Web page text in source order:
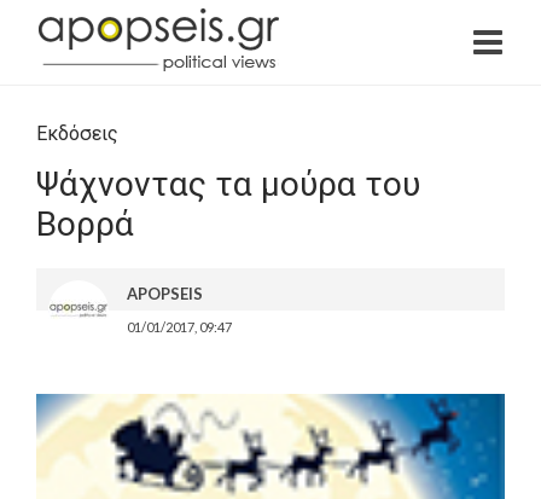
Εκδόσεις
Ψάχνοντας τα μούρα του
Βορρά
APOPSEIS
01/01/2017, 09:47